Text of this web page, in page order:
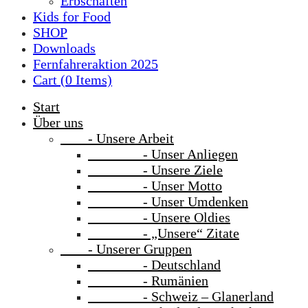
Kids for Food
SHOP
Downloads
Fernfahreraktion 2025
Cart (0 Items)
Start
Über uns
- Unsere Arbeit
- Unser Anliegen
- Unsere Ziele
- Unser Motto
- Unser Umdenken
- Unsere Oldies
- „Unsere“ Zitate
- Unserer Gruppen
- Deutschland
- Rumänien
- Schweiz – Glanerland